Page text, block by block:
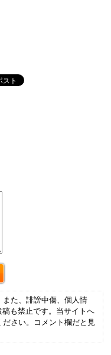
た、誹謗中傷、個人情
も禁止です。当サイトへ
さい。コメント欄だと見